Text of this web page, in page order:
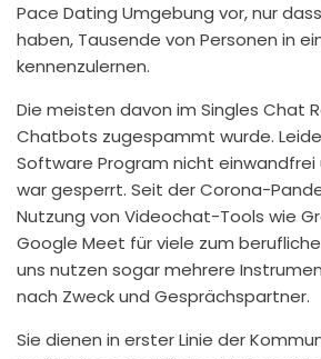
Pace Dating Umgebung vor, nur
haben, Tausende von Personen in
kennenzulernen.
Die meisten davon im Singles Chat
Chatbots zugespammt wurde.
Software Program nicht einwandfrei
war gesperrt. Seit der Corona-
Nutzung von Videochat-Tools wie
Google Meet für viele zum
uns nutzen sogar mehrere
nach Zweck und Gesprächspartner.
Sie dienen in erster Linie der